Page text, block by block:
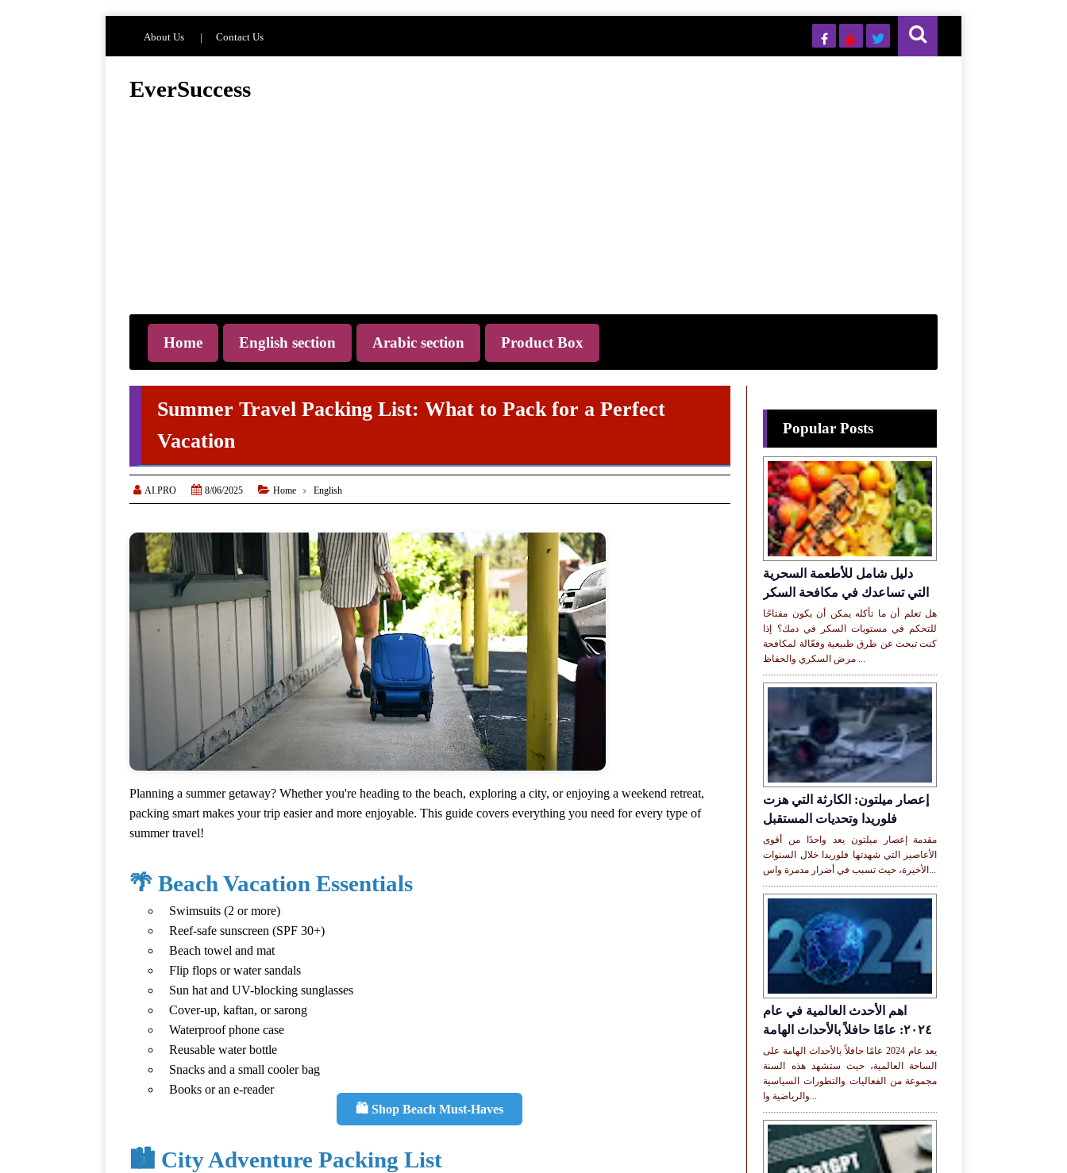
About Us Contact Us
EverSuccess
Home English section Arabic section Product Box
Summer Travel Packing List: What to Pack for a Perfect
Vacation
 AI.PRO  8/06/2025  Home English
Planning a summer getaway? Whether you're heading to the beach, exploring a city, or enjoying a weekend retreat,
packing smart makes your trip easier and more enjoyable. This guide covers everything you need for every type of
summer travel!
🌴 Beach Vacation Essentials
Swimsuits (2 or more)
Reef-safe sunscreen (SPF 30+)
Beach towel and mat
Flip flops or water sandals
Sun hat and UV-blocking sunglasses
Cover-up, kaftan, or sarong
Waterproof phone case
Reusable water bottle
Snacks and a small cooler bag
Books or an e-reader
🛍️ Shop Beach Must-Haves
🏙️ City Adventure Packing List
Popular Posts
دليل شامل للأطعمة السحرية
التي تساعدك في مكافحة السكر
هل تعلم أن ما تأكله يمكن أن يكون مفتاحًا
للتحكم في مستويات السكر في دمك؟ إذا
كنت تبحث عن طرق طبيعية وفعّالة لمكافحة
مرض السكري والحفاظ ...
إعصار ميلتون: الكارثة التي هزت
فلوريدا وتحديات المستقبل
مقدمة إعصار ميلتون يعد واحدًا من أقوى
الأعاصير التي شهدتها فلوريدا خلال السنوات
الأخيرة، حيث تسبب في أضرار مدمرة واس...
اهم الأحدث العالمية في عام
٢٠٢٤: عامًا حافلاً بالأحداث الهامة
يعد عام 2024 عامًا حافلاً بالأحداث الهامة على
الساحة العالمية، حيث ستشهد هذه السنة
مجموعة من الفعاليات والتطورات السياسية
والرياضية وا...